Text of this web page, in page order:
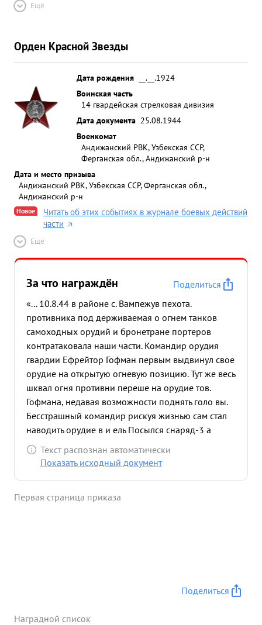
Ещё
Орден Красной Звезды
Дата рождения
__.__.1924
Воинская часть
14 гвардейская стрелковая дивизия
Дата документа 25.08.1944
Военкомат
Андижанский РВК, Узбекская ССР,
Ферганская обл., Андижанский р-н
Дата и место призыва
Андижанский РВК, Узбекская ССР, Ферганская обл.,
Андижанский р-н
Новое
Читать об этих событиях в журнале боевых действий
части
Ещё
За что награждён
Поделиться
«... 10.8.44 в районе с. Вампежув пехота.
противника под держиваемая о огнем танков
самоходных орудий и бронетране портеров
контратаковала наши части. Командир орудия
гвардии Ефрейтор Гофман первым выдвинул свое
орудие на открытую огневую позицию. Тут же весь
шквал огня противни переше на орудие тов.
Гофмана, недавая возможности поднять голо вы.
Бесстрашный командир рискуя жизнью сам стал
наводить орудие в и ель Посылся снаряд-3 а
снарядом по против нику. Четвертым снарядом
было подбито самоходное Друдие противника.
перешесь свой огонь по пехоте Ложа свои
Текст распознан автоматически
Показать исходный документ
Первая страница приказа
Поделиться
Наградной список